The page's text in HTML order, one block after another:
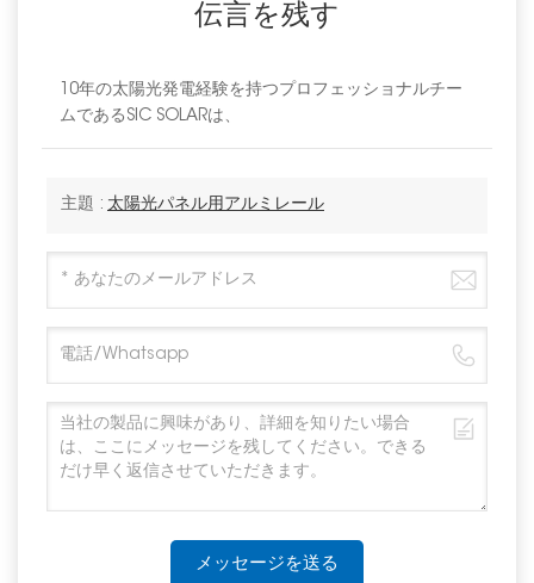
伝言を残す
10年の太陽光発電経験を持つプロフェッショナルチー
ムであるSIC SOLARは、
主題 : 太陽光パネル用アルミレール
メッセージを送る